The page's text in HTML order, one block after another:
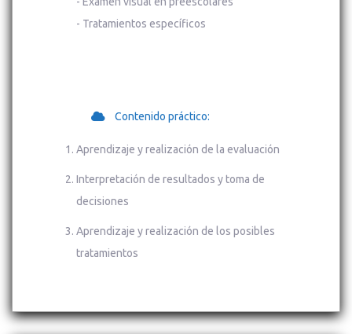
- Tratamientos específicos
Contenido práctico:
Aprendizaje y realización de la evaluación
Interpretación de resultados y toma de
decisiones
Aprendizaje y realización de los posibles
tratamientos